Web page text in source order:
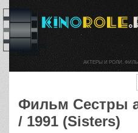
Фильм Сестры
/ 1991 (Sisters)
АКТЕРЫ И РОЛИ.